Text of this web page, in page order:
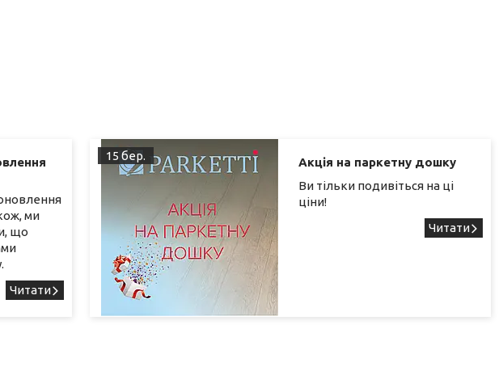
ми
що
15 бер.
Акція на паркетну дошку
Ви тільки подивіться на ці
ціни!